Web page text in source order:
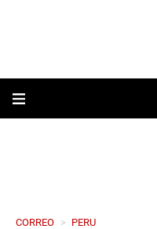
CORREO > PERU